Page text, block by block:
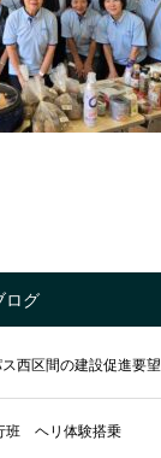
ログ
西区間の建設促進要望
班 ヘリ体験搭乗